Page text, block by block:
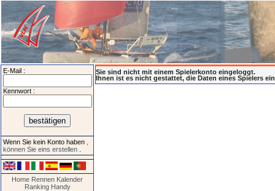
E-Mail :
Kennwort :
Wenn Sie kein Konto haben
können Sie eins erstellen
Home Rennen Kalender
Ranking Handy
Sie sind nicht mit einem Spielerkonto eingeloggt.
Ihnen ist es nicht gestattet, die Daten eines Spielers